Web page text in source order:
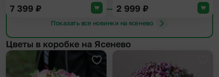
7 399 ₽ 2 999 ₽
Показать все новинки на ясенево
Цветы в коробке на Ясенево
Добавить в избранное